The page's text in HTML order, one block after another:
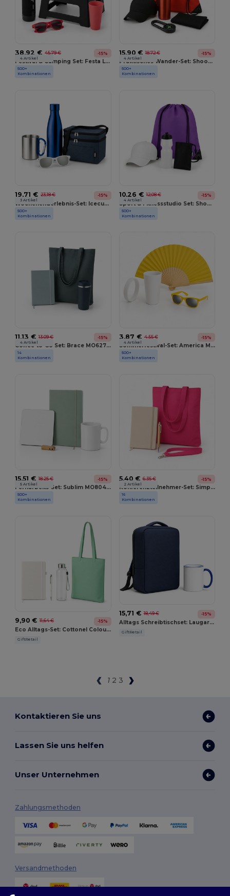
38,92 € 45,79 € -15%
Festival & Camping Set: Festa Large MO9907 + Jak MO2831 + America MO7455 + Yellow MO2211
GiftRetail
15,90 € 18,72 € -15%
Praktisches Wander-Set: Shoop MO7208 + Athena MO6750 + Singa MO6875 + Taoru MO9024 + Chaco MO2963
GiftRetail
4 Artikel
500+
Kombinationen
19,71 € 23,18 € -15%
Wochenenderlebnis-Set: Icecube MO9915 + Trumbo MO8313 + Belo Bottle MO9812 + America MO7455
GiftRetail
4 Artikel
500+
Kombinationen
10,26 € 12,08 € -15%
Sport & Fitnessstudio Set: Shoop MO7208 + Spot Seven MO8933 + Tuko MO9918 + Singa MO6875
GiftRetail
3 Artikel
500+
Kombinationen
11,13 € 13,09 € -15%
Coffee-to-Go Set: Brace MO6276 + Cottonel Colour MO9846 + Arconot MO1804
GiftRetail
4 Artikel
500+
Kombinationen
3,87 € 4,55 € -15%
Sommerfestival-Set: America MO7455 + Fanny Paper MO6828 + Festa Large MO9907 + Event MO8913
GiftRetail
4 Artikel
14
Kombinationen
15,51 € 18,25 € -15%
Fernarbeits-Set: Sublim MO8040 + Arconot AR1804 + Sulimpad MO9833 + USB MO1202
GiftRetail
4 Artikel
500+
Kombinationen
5,40 € 6,35 € -15%
Konferenzteilnehmer-Set: Simple Lany MO9058 + Arconot MO1804 + Sumatra MO7318 + Cottonel Colour MO9268
GiftRetail
5 Artikel
500+
Kombinationen
9,90 € 11,64 € -15%
Eco Alltags-Set: Cottonel Colour MO9268 + Utah RPET MO9910 + Bern MO8893 + Arpu MO6835
GiftRetail
2 Artikel
16
Kombinationen
15,71 € 18,49 € -15%
Alltags Schreibtischset: Laugar MO2305 + Silbase MO2958
GiftRetail
1 2 3
Kontaktieren Sie uns
Lassen Sie uns helfen
Unser Unternehmen
Zahlungsmethoden
Versandmethoden